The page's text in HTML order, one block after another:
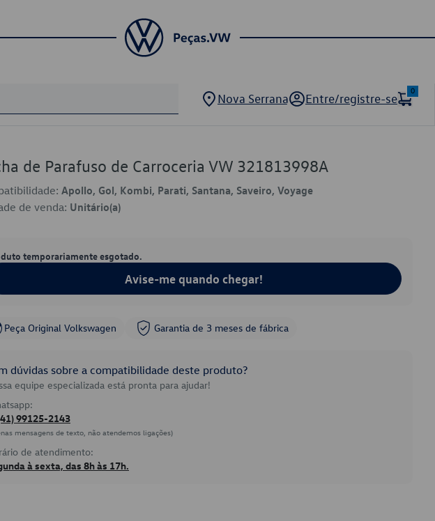
Nova Serrana Entre/registre-se
0
de Parafuso de Carroceria VW 321813998A
Apollo, Gol, Kombi, Parati, Santana, Saveiro, Voyage
de venda: Unitário(a)
temporariamente esgotado.
Avise-me quando chegar!
Peça Original Volkswagen Garantia de 3 meses de fábrica
dúvidas sobre a compatibilidade deste produto?
equipe especializada está pronta para ajudar!
99125-2143
mensagens de texto, não atendemos ligações)
de atendimento:
à sexta, das 8h às 17h.